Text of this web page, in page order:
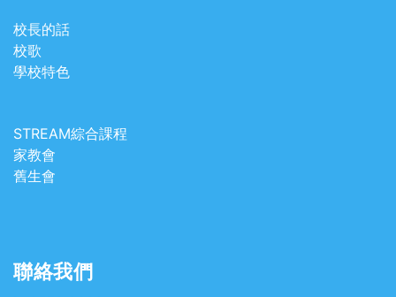
校長的話
校歌
學校特色
STREAM綜合課程
家教會
舊生會
聯絡我們